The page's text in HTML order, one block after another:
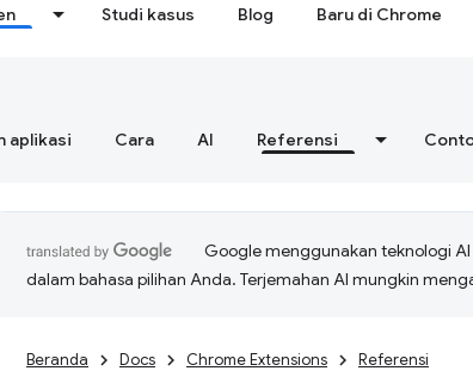
Studi kasus Blog Baru di Chrome
aplikasi Cara AI Referensi
Google menggunakan teknologi
dalam bahasa pilihan Anda. Terjemahan AI mungkin
Beranda Docs Chrome Extensions Referensi